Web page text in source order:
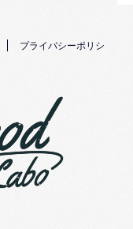
プライバシーポリシ